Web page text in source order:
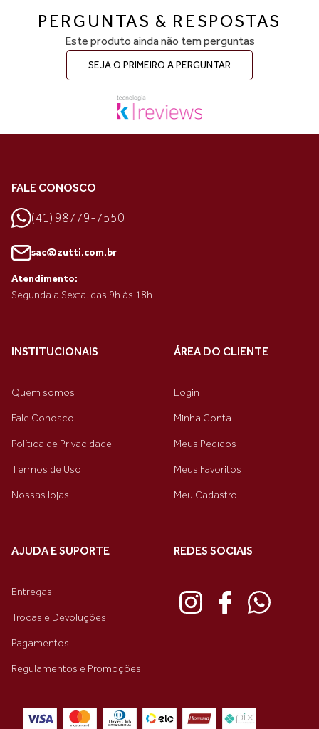
PERGUNTAS & RESPOSTAS
Este produto ainda não tem perguntas
SEJA O PRIMEIRO A PERGUNTAR
FALE CONOSCO
(41) 98779-7550
sac@zutti.com.br
Atendimento:
Segunda a Sexta. das 9h às 18h
INSTITUCIONAIS
Quem somos
Fale Conosco
Política de Privacidade
Termos de Uso
Nossas lojas
ÁREA DO CLIENTE
Login
Minha Conta
Meus Pedidos
Meus Favoritos
Meu Cadastro
AJUDA E SUPORTE
Entregas
Trocas e Devoluções
Pagamentos
Regulamentos e Promoções
REDES SOCIAIS